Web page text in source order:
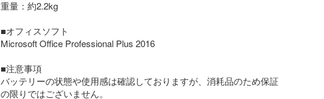
重量：約2.2kg
■オフィスソフト
Microsoft Office Professional Plus 2016
■注意事項
バッテリーの状態や使用感は確認しておりますが、消耗品のため保証
の限りではございません。